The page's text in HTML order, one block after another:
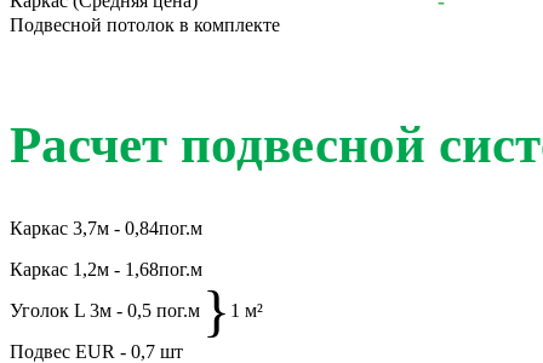
Подвесной потолок в комплекте
Расчет подвесной
Каркас 3,7м - 0,84пог.м
Каркас 1,2м - 1,68пог.м
Уголок L 3м - 0,5 пог.м
Подвес EUR - 0,7 шт
} 1 м²